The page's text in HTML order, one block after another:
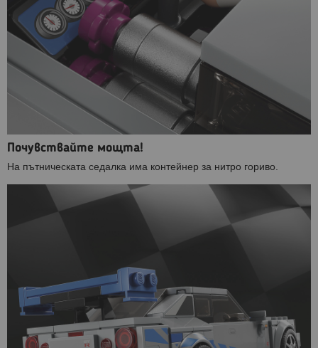
Почувствайте мощта!
На пътническата седалка има контейнер за нитро гориво.